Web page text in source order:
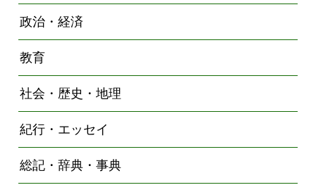
政治・経済
教育
社会・歴史・地理
紀行・エッセイ
総記・辞典・事典